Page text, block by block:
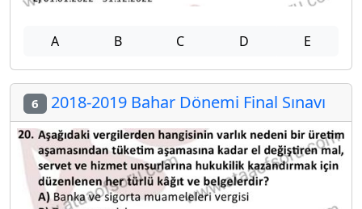
A B C D E
6 2018-2019 Bahar Dönemi Final Sınavı